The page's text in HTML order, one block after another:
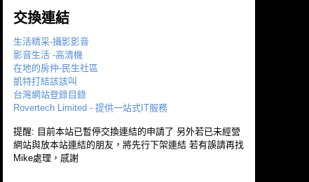
交換連結
生活精采-攝影影音
影音生活 -高清機
在地的房仲-民生社區
凱特打結該該叫
台灣網站登錄目錄
Rovertech Limited - 提供一站式IT服務
提醒: 目前本站已暫停交換連結的申請了 另外若已未經營
網站與放本站連結的朋友，將先行下架連結 若有誤請再找
Mike處理，感謝